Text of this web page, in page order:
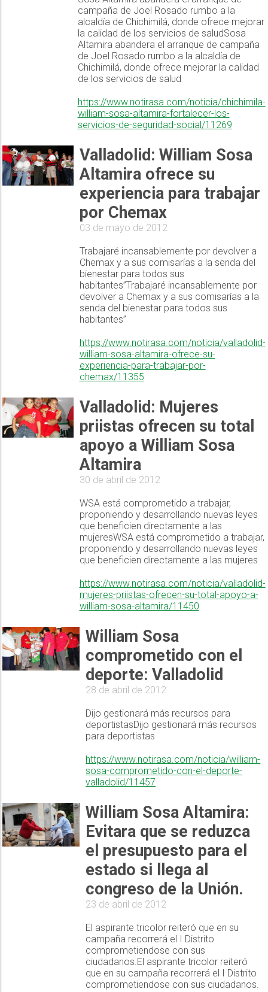
campaña de Joel Rosado rumbo a la
alcaldía de Chichimilá, donde ofrece mejorar
la calidad de los servicios de saludSosa
Altamira abandera el arranque de campaña
de Joel Rosado rumbo a la alcaldía de
Chichimilá, donde ofrece mejorar la calidad
de los servicios de salud
https://www.notirasa.com/noticia/chichimila-
william-sosa-altamira-fortalecer-los-
servicios-de-seguridad-social/11269
Valladolid: William Sosa
Altamira ofrece su
experiencia para trabajar
por Chemax
03 de mayo de 2012
Trabajaré incansablemente por devolver a
Chemax y a sus comisarías a la senda del
bienestar para todos sus
habitantes”Trabajaré incansablemente por
devolver a Chemax y a sus comisarías a la
senda del bienestar para todos sus
habitantes”
https://www.notirasa.com/noticia/valladolid-
william-sosa-altamira-ofrece-su-
experiencia-para-trabajar-por-
chemax/11355
Valladolid: Mujeres
priistas ofrecen su total
apoyo a William Sosa
Altamira
30 de abril de 2012
WSA está comprometido a trabajar,
proponiendo y desarrollando nuevas leyes
que beneficien directamente a las
mujeresWSA está comprometido a trabajar,
proponiendo y desarrollando nuevas leyes
que beneficien directamente a las mujeres
https://www.notirasa.com/noticia/valladolid-
mujeres-priistas-ofrecen-su-total-apoyo-a-
william-sosa-altamira/11450
William Sosa
comprometido con el
deporte: Valladolid
28 de abril de 2012
Dijo gestionará más recursos para
deportistasDijo gestionará más recursos
para deportistas
https://www.notirasa.com/noticia/william-
sosa-comprometido-con-el-deporte-
valladolid/11457
William Sosa Altamira:
Evitara que se reduzca
el presupuesto para el
estado si llega al
congreso de la Unión.
23 de abril de 2012
El aspirante tricolor reiteró que en su
campaña recorrerá el I Distrito
comprometiendose con sus
ciudadanos.El aspirante tricolor reiteró
que en su campaña recorrerá el I Distrito
comprometiendose con sus ciudadanos.